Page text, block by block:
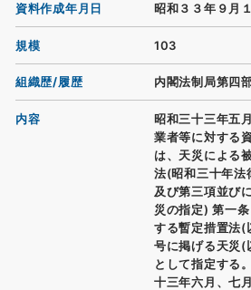
資料作成年月日 昭和３３年９月
規模 103
組織歴/履歴 内閣法制局第四
内容
昭和三十三年五
業者等に対する
は、天災による
法(昭和三十年法
及び第三項並び
災の指定) 第一
する暫定措置法(
号に掲げる天災(
として指定する
十三年六月、七